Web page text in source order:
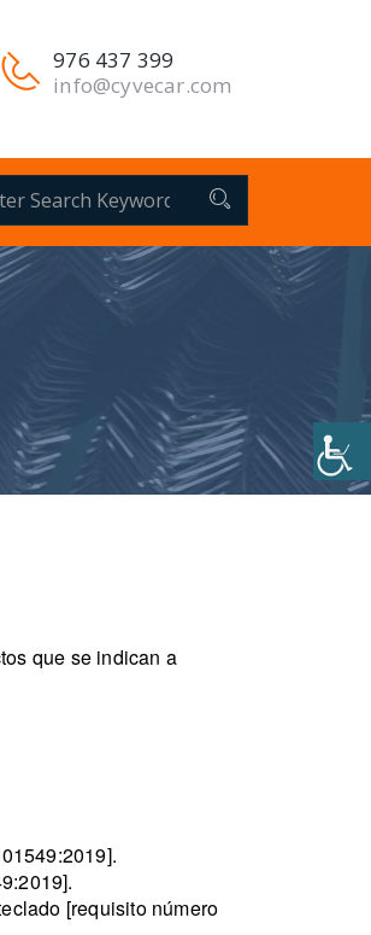
976 437 399
info@cyvecar.com
Buscar
que se indican a
[requisito número